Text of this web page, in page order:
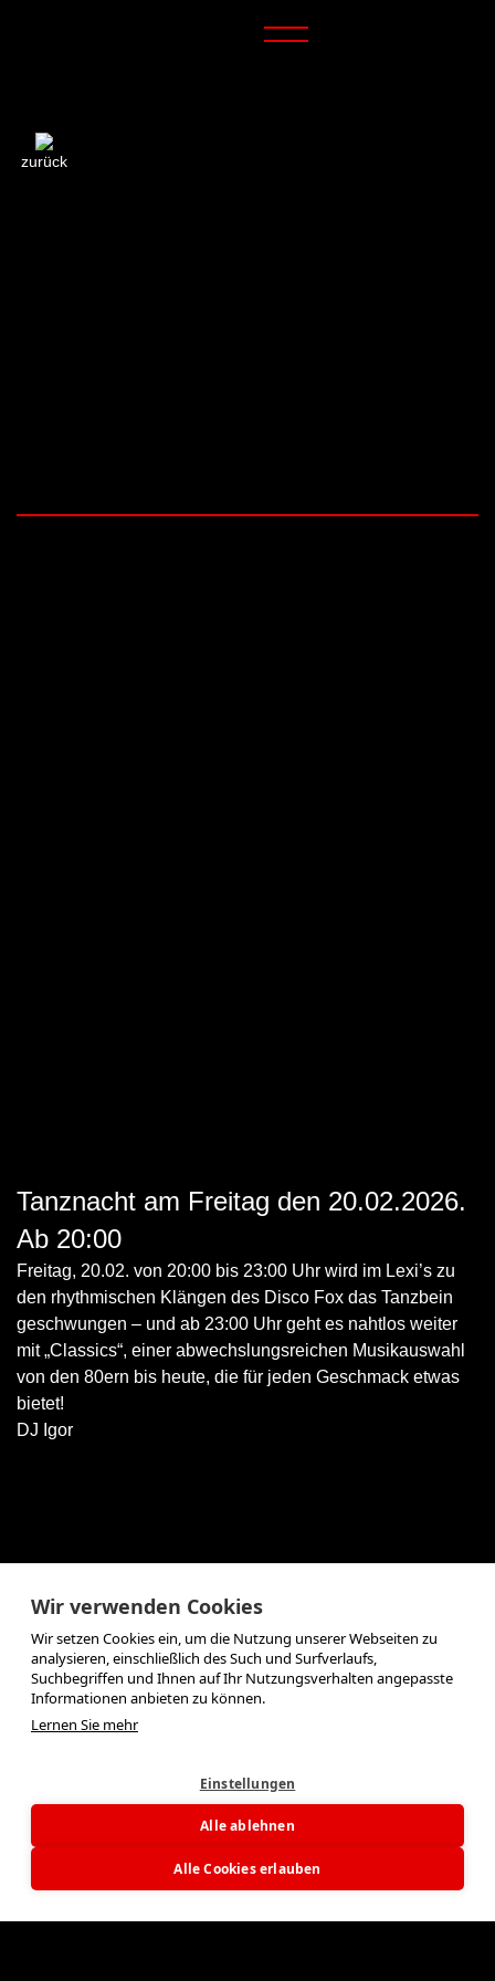
zurück
Tanznacht am Freitag den 20.02.2026.
Ab 20:00
Freitag, 20.02. von 20:00 bis 23:00 Uhr wird im Lexi’s zu
den rhythmischen Klängen des Disco Fox das Tanzbein
geschwungen – und ab 23:00 Uhr geht es nahtlos weiter
mit „Classics“, einer abwechslungsreichen Musikauswahl
von den 80ern bis heute, die für jeden Geschmack etwas
bietet!
DJ Igor
Wir verwenden Cookies
Wir setzen Cookies ein, um die Nutzung unserer Webseiten zu
analysieren, einschließlich des Such und Surfverlaufs,
Suchbegriffen und Ihnen auf Ihr Nutzungsverhalten angepasste
Informationen anbieten zu können.
Lernen Sie mehr
Einstellungen
Alle ablehnen
Alle Cookies erlauben